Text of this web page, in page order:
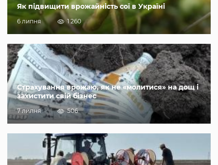
Як підвищити врожайність сої в Україні
6 липня 1 260
Страхування врожаю, як не «молитися» на дощ і
захистити свій бізнес
7 липня 506